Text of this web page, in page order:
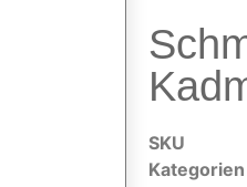
SKU
Kategorien